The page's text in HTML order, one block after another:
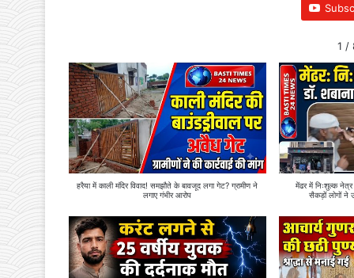
1 /
हरैया में काली मंदिर विवाद! समझौते के बावजूद लगा गेट? ग्रामीण ने
लगाए गंभीर आरोप
मेंढर में निःशुल्क नेत्र
सैकड़ों लोगों ने